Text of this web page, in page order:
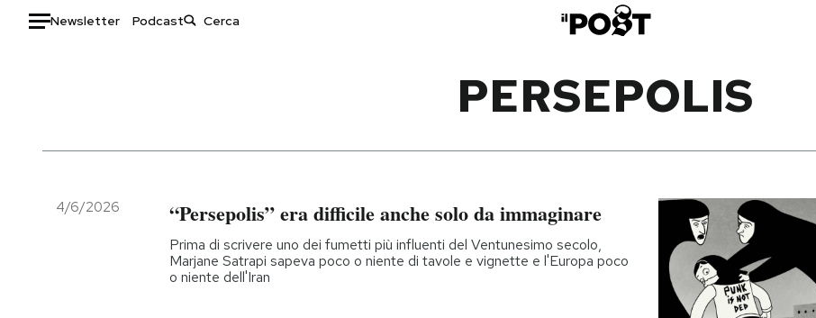
Newsletter Podcast
Italia
Politica
Moda
Storie/Idee
Ok Boomer!
Media
PERSEPOLIS
4/6/2026 “Persepolis” era difficile anche solo da immaginare
Prima di scrivere uno dei fumetti più influenti del Ventunesimo secolo,
Marjane Satrapi sapeva poco o niente di tavole e vignette e l'Europa poco
o niente dell'Iran